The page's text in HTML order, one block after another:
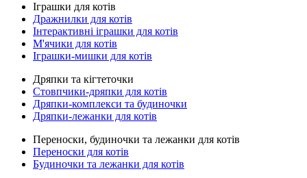
Іграшки для котів
Дражнилки для котів
Інтерактивні іграшки для котів
М'ячики для котів
Іграшки-мишки для котів
Дряпки та кігтеточки
Стовпчики-дряпки для котів
Дряпки-комплекси та будиночки
Дряпки-лежанки для котів
Переноски, будиночки та лежанки для котів
Переноски для котів
Будиночки та лежанки для котів